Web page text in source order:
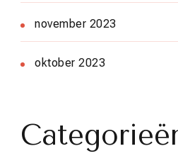
november 2023
oktober 2023